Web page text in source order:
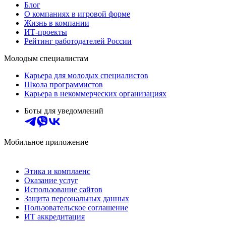
Блог
О компаниях в игровой форме
Жизнь в компании
ИТ-проекты
Рейтинг работодателей России
Молодым специалистам
Карьера для молодых специалистов
Школа программистов
Карьера в некоммерческих организациях
Боты для уведомлений
Мобильное приложение
Этика и комплаенс
Оказание услуг
Использование сайтов
Защита персональных данных
Пользовательское соглашение
ИТ аккредитация